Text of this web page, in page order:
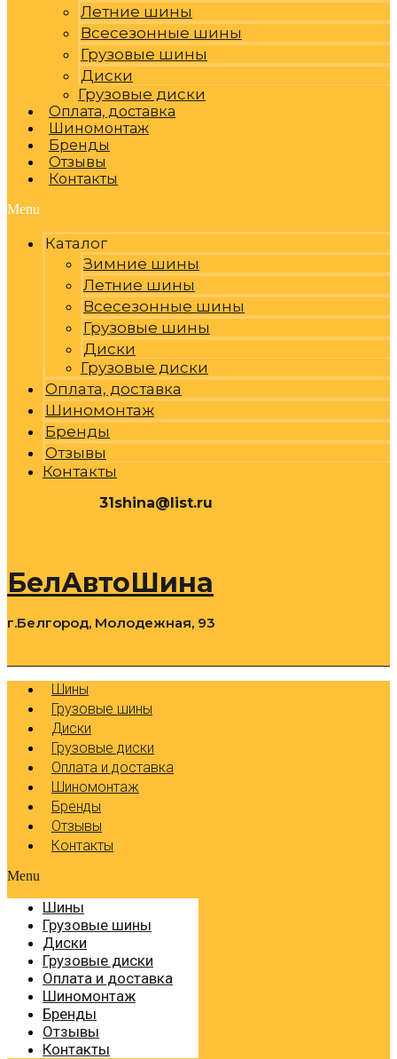
Летние шины
Всесезонные шины
Грузовые шины
Диски
Грузовые диски
Оплата, доставка
Шиномонтаж
Бренды
Отзывы
Контакты
Menu
Каталог
Зимние шины
Летние шины
Всесезонные шины
Грузовые шины
Диски
Грузовые диски
Оплата, доставка
Шиномонтаж
Бренды
Отзывы
Контакты
31shina@list.ru
БелАвтоШина
г.Белгород, Молодежная, 93
Шины
Грузовые шины
Диски
Грузовые диски
Оплата и доставка
Шиномонтаж
Бренды
Отзывы
Контакты
Menu
Шины
Грузовые шины
Диски
Грузовые диски
Оплата и доставка
Шиномонтаж
Бренды
Отзывы
Контакты